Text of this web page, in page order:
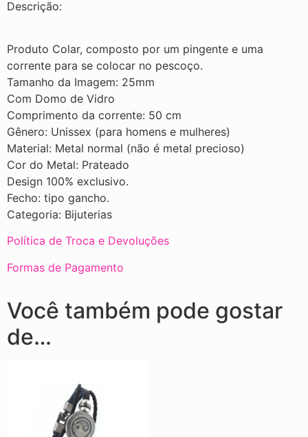
Descrição:
Produto Colar, composto por um pingente e uma
corrente para se colocar no pescoço.
Tamanho da Imagem: 25mm
Com Domo de Vidro
Comprimento da corrente: 50 cm
Gênero: Unissex (para homens e mulheres)
Material: Metal normal (não é metal precioso)
Cor do Metal: Prateado
Design 100% exclusivo.
Fecho: tipo gancho.
Categoria: Bijuterias
Política de Troca e Devoluções
Formas de Pagamento
Você também pode gostar
de…